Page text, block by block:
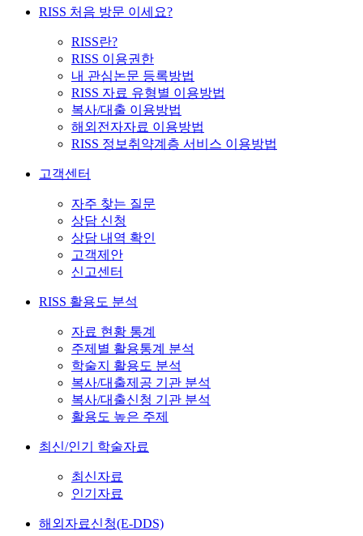
RISS 처음 방문 이세요?
RISS란?
RISS 이용권한
내 관심논문 등록방법
RISS 자료 유형별 이용방법
복사/대출 이용방법
해외전자자료 이용방법
RISS 정보취약계층 서비스 이용방법
고객센터
자주 찾는 질문
상담 신청
상담 내역 확인
고객제안
신고센터
RISS 활용도 분석
자료 현황 통계
주제별 활용통계 분석
학술지 활용도 분석
복사/대출제공 기관 분석
복사/대출신청 기관 분석
활용도 높은 주제
최신/인기 학술자료
최신자료
인기자료
해외자료신청(E-DDS)